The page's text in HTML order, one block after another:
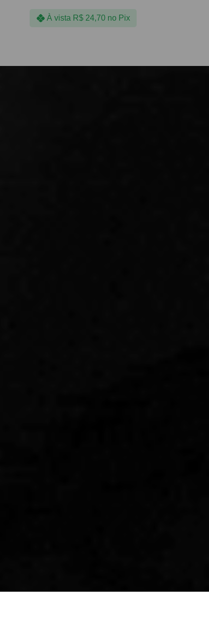
À vista R$24,70 no Pix